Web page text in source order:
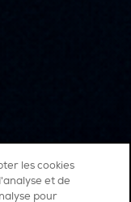
les cookies
et de
pour